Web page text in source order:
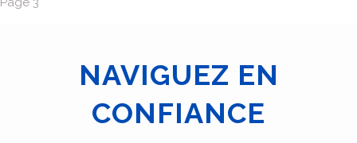
NAVIGUEZ EN
CONFIANCE